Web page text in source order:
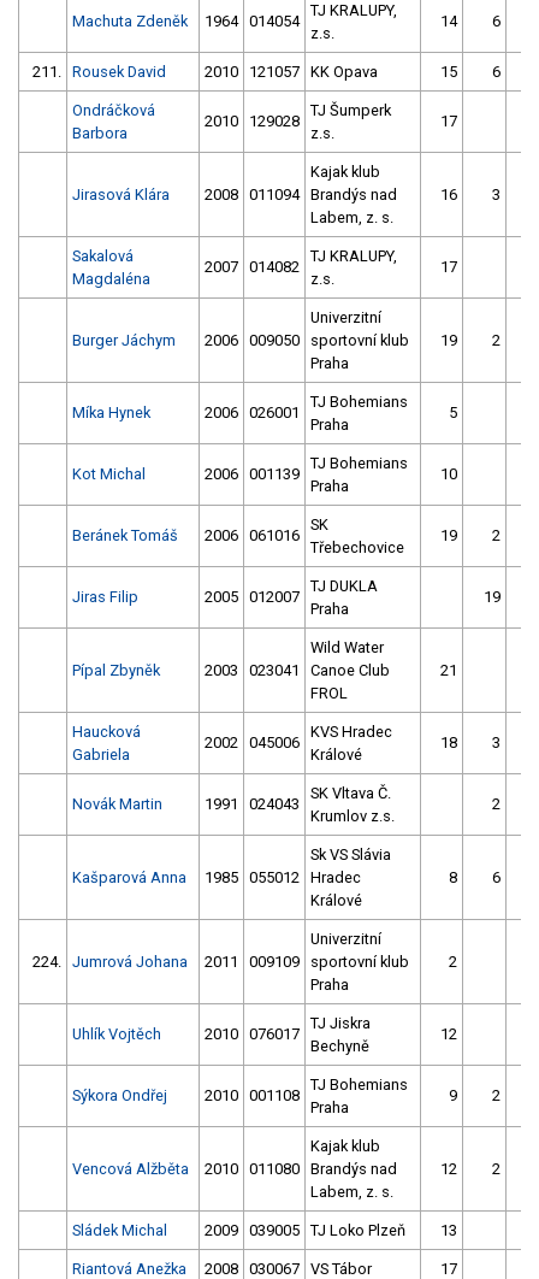
Machuta Zdeněk 1964 014054
TJ KRALUPY,
z.s.
14 6
211. Rousek David 2010 121057 KK Opava 15 6
Ondráčková
Barbora
2010 129028
TJ Šumperk
z.s.
17
Jirasová Klára 2008 011094
Kajak klub
Brandýs nad
Labem, z. s.
16 3
Sakalová
Magdaléna
2007 014082
TJ KRALUPY,
z.s.
17
Burger Jáchym 2006 009050
Univerzitní
sportovní klub
Praha
19 2
Míka Hynek 2006 026001
TJ Bohemians
Praha
5
Kot Michal 2006 001139
TJ Bohemians
Praha
10
Beránek Tomáš 2006 061016
SK
Třebechovice
19 2
Jiras Filip 2005 012007
TJ DUKLA
Praha
19
Pípal Zbyněk 2003 023041
Wild Water
Canoe Club
FROL
21
Haucková
Gabriela
2002 045006
KVS Hradec
Králové
18 3
Novák Martin 1991 024043
SK Vltava Č.
Krumlov z.s.
2
Kašparová Anna 1985 055012
Sk VS Slávia
Hradec
Králové
8 6
224. Jumrová Johana 2011 009109
Univerzitní
sportovní klub
Praha
2
Uhlík Vojtěch 2010 076017
TJ Jiskra
Bechyně
12
Sýkora Ondřej 2010 001108
TJ Bohemians
Praha
9 2
Vencová Alžběta 2010 011080
Kajak klub
Brandýs nad
Labem, z. s.
12 2
Sládek Michal 2009 039005 TJ Loko Plzeň 13
Riantová Anežka 2008 030067 VS Tábor 17